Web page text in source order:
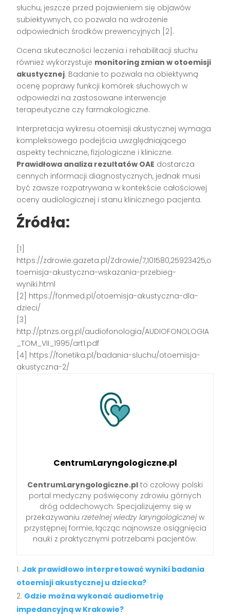
słuchu, jeszcze przed pojawieniem się objawów
subiektywnych, co pozwala na wdrożenie
odpowiednich środków prewencyjnych [2].
Ocena skuteczności leczenia i rehabilitacji słuchu
również wykorzystuje monitoring zmian w otoemisji
akustycznej. Badanie to pozwala na obiektywną
ocenę poprawy funkcji komórek słuchowych w
odpowiedzi na zastosowane interwencje
terapeutyczne czy farmakologiczne.
Interpretacja wykresu otoemisji akustycznej wymaga
kompleksowego podejścia uwzględniającego
aspekty techniczne, fizjologiczne i kliniczne.
Prawidłowa analiza rezultatów OAE dostarcza
cennych informacji diagnostycznych, jednak musi
być zawsze rozpatrywana w kontekście całościowej
oceny audiologicznej i stanu klinicznego pacjenta.
Źródła:
[1]
https://zdrowie.gazeta.pl/Zdrowie/7,101580,25923425,o
toemisja-akustyczna-wskazania-przebieg-
wyniki.html
[2] https://fonmed.pl/otoemisja-akustyczna-dla-
dzieci/
[3]
http://ptnzs.org.pl/audiofonologia/AUDIOFONOLOGIA
_TOM_VII_1995/art1.pdf
[4] https://fonetika.pl/badania-sluchu/otoemisja-
akustyczna-2/
CentrumLaryngologiczne.pl
CentrumLaryngologiczne.pl to czołowy polski
portal medyczny poświęcony zdrowiu górnych
dróg oddechowych. Specjalizujemy się w
przekazywaniu rzetelnej wiedzy laryngologicznejw
przystępnej formie, łącząc najnowsze osiągnięcia
nauki z praktycznymi potrzebami pacjentów.
Jak prawidłowo interpretować wyniki badania
otoemisji akustycznej u dziecka?
Gdzie można wykonać audiometrię
impedancyjną w Krakowie?